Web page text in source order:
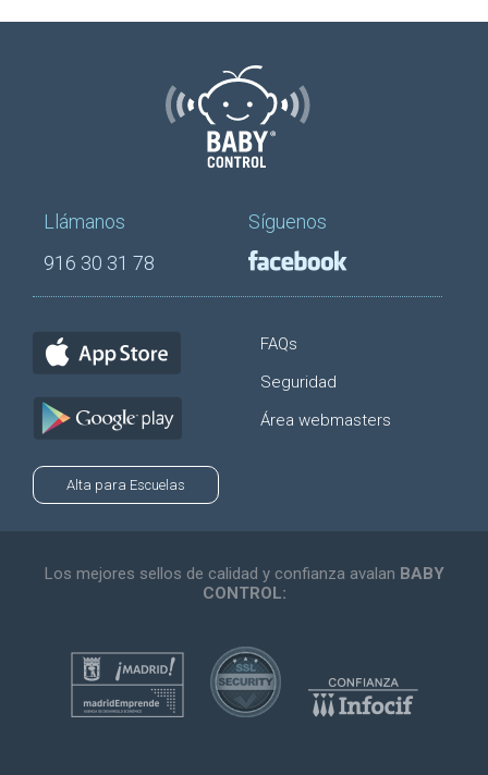
Llámanos
916 30 31 78
Síguenos
FAQs
Seguridad
Área webmasters
Alta para Escuelas
Los mejores sellos de calidad y confianza avalan BABY
CONTROL: